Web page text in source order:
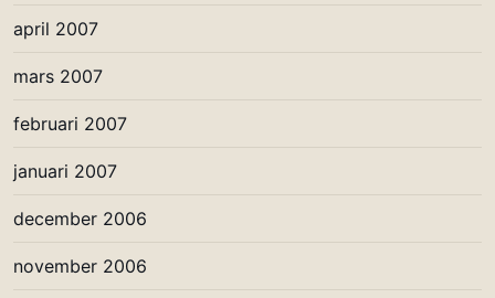
april 2007
mars 2007
februari 2007
januari 2007
december 2006
november 2006